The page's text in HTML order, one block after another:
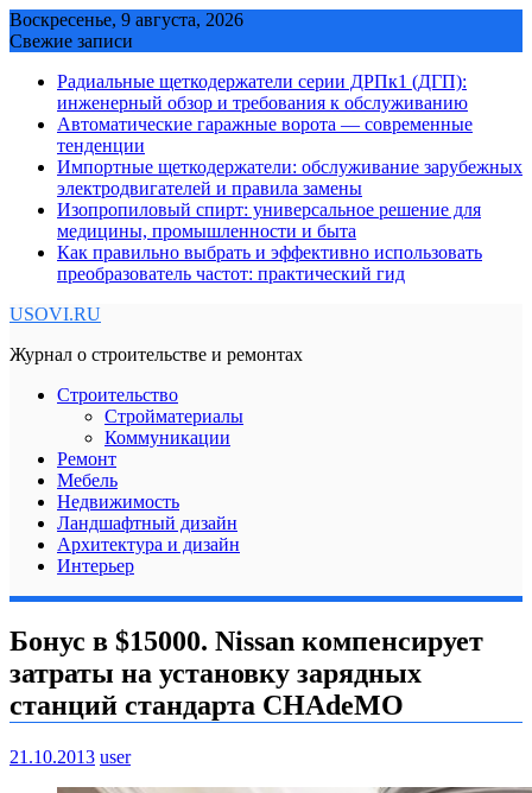
Skip
to
Воскресенье, 9 августа, 2026
Свежие записи
Радиальные щеткодержатели серии ДРПк1 (ДГП):
инженерный обзор и требования к обслуживанию
Автоматические гаражные ворота — современные
тенденции
Импортные щеткодержатели: обслуживание зарубежных
электродвигателей и правила замены
Изопропиловый спирт: универсальное решение для
медицины, промышленности и быта
Как правильно выбрать и эффективно использовать
преобразователь частот: практический гид
USOVI.RU
Журнал о строительстве и ремонтах
Строительство
Стройматериалы
Коммуникации
Ремонт
Мебель
Недвижимость
Ландшафтный дизайн
Архитектура и дизайн
Интерьер
Бонус в $15000. Nissan компенсирует
затраты на установку зарядных
станций стандарта CHAdeMO
21.10.2013 user